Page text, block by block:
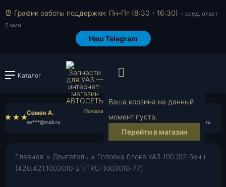
⏰ График работы поддержки: Пн-Пт (8:30 - 16:30) ~ сред. ответ
5 мин.
Наш Telegram
Каталог Войти или
Ваша корзина на данный
момент пуста.
Перейти в магазин
Семен А.
se***@mail.ru an***@rambler.ru
Главная » Двигатель » Головка блока УАЗ 100 (92 бен.)
(420.421.1003010-21/TKU-1003010-77)